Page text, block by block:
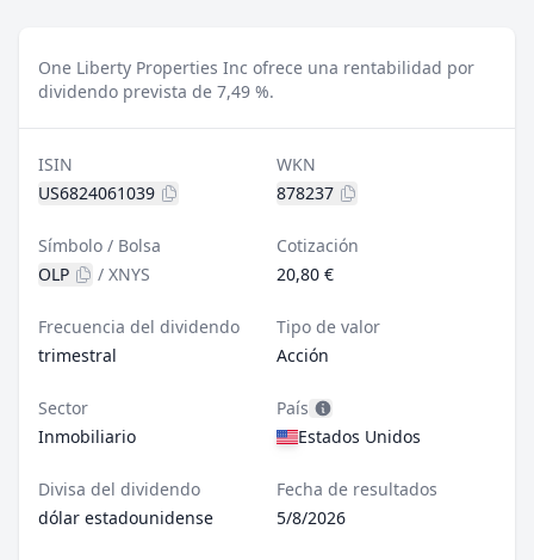
One Liberty Properties Inc ofrece una rentabilidad por
dividendo prevista de 7,49 %.
ISIN
US6824061039
WKN
878237
Símbolo / Bolsa
OLP
/ XNYS
Cotización
20,80 €
Frecuencia del dividendo
trimestral
Tipo de valor
Acción
Sector
Inmobiliario
País
Estados Unidos
Divisa del dividendo
dólar estadounidense
Fecha de resultados
5/8/2026